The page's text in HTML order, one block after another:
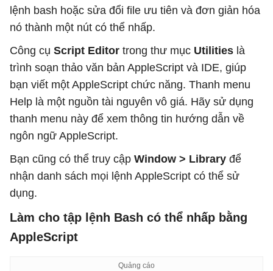
lệnh bash hoặc sửa đổi file ưu tiên và đơn giản hóa
nó thành một nút có thể nhấp.
Công cụ Script Editor trong thư mục Utilities là
trình soạn thảo văn bản AppleScript và IDE, giúp
bạn viết một AppleScript chức năng. Thanh menu
Help là một nguồn tài nguyên vô giá. Hãy sử dụng
thanh menu này để xem thông tin hướng dẫn về
ngôn ngữ AppleScript.
Bạn cũng có thể truy cập Window > Library để
nhận danh sách mọi lệnh AppleScript có thể sử
dụng.
Làm cho tập lệnh Bash có thể nhấp bằng
AppleScript